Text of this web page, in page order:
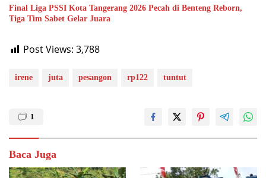
Final Liga PSSI Kota Tangerang 2026 Pecah di Benteng Reborn,
Tiga Tim Sabet Gelar Juara
Post Views: 3,788
irene juta pesangon rp122 tuntut
1
Baca Juga